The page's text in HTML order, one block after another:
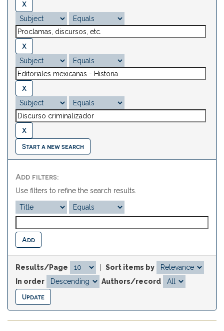
Start a new search
Add filters:
Use filters to refine the search results.
Results/Page
Sort items by
In order
Authors/record